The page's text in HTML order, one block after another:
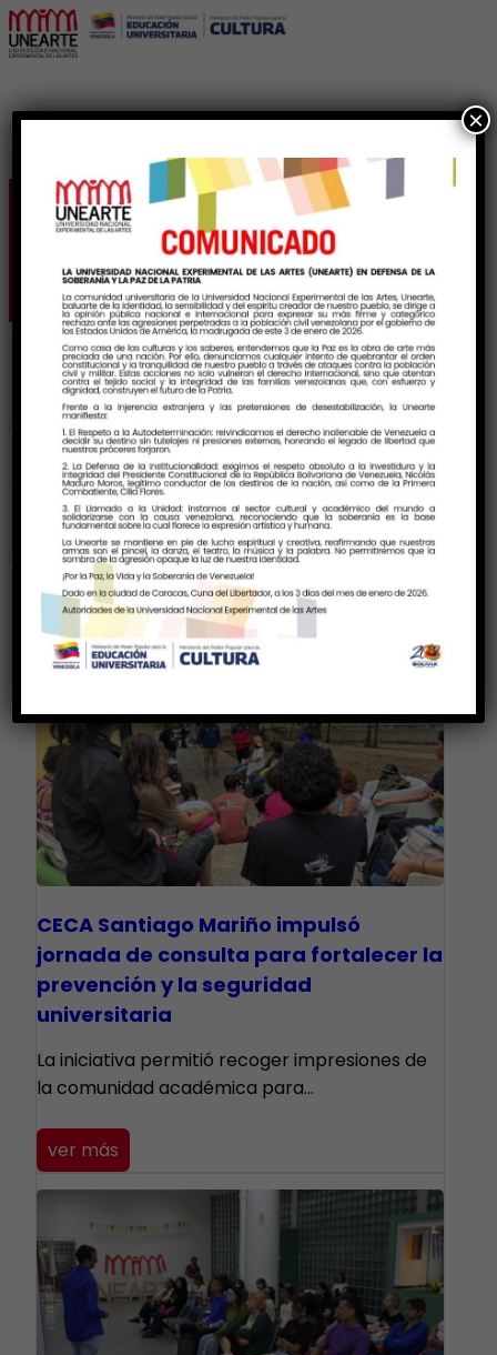
Videos
Últimas Noticias
CECA Santiago Mariño impulsó
jornada de consulta para fortalecer la
prevención y la seguridad
universitaria
La iniciativa permitió recoger impresiones de
la comunidad académica para…
ver más
×